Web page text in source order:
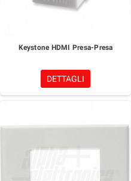
Keystone HDMI Presa-Presa
DETTAGLI